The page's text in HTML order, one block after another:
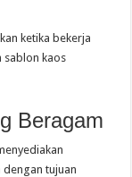
ketika bekerja
sablon kaos
Beragam
dengan tujuan